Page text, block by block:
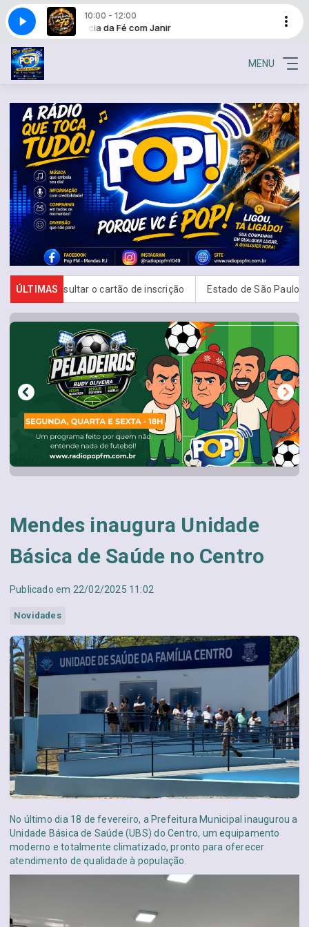
10:00 - 12:00
Frequência da Fé com Janir Frequência da
MENU
ÚLTIMAS
o cartão de inscrição Estado de São Paulo confirma 23
Mendes inaugura Unidade
Básica de Saúde no Centro
Publicado em 22/02/2025 11:02
Novidades
No último dia 18 de fevereiro, a Prefeitura Municipal inaugurou a
Unidade Básica de Saúde (UBS) do Centro, um equipamento
moderno e totalmente climatizado, pronto para oferecer
atendimento de qualidade à população.